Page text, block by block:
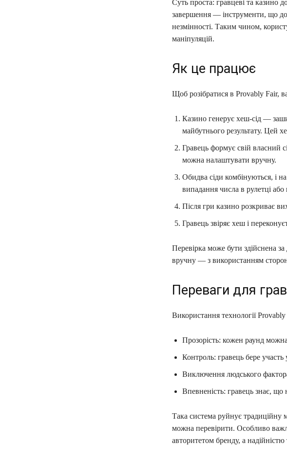
Суть проста: гравцеві та казино
завершення — інструменти, що
незмінності. Таким чином,
маніпуляцій.
Як це працює
Щоб розібратися в Provably Fair,
Казино генерує хеш-сід —
майбутнього результату. Цей
Гравець формує свій власний
можна налаштувати вручну.
Обидва сіди комбінуються, і
випадання числа в рулетці або
Після гри казино розкриває
Гравець звіряє хеш і
Перевірка може бути здійснена
вручну — з використанням
Переваги для
Використання технології
Прозорість: кожен раунд
Контроль: гравець бере участь
Виключення людського
Впевненість: гравець знає, що
Така система руйнує традиційну
можна перевірити. Особливо
авторитетом бренду, а надійністю